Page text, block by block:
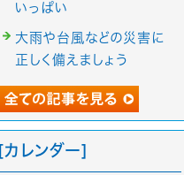
いっぱい
大雨や台風などの災害に
正しく備えましょう
[カレンダー]